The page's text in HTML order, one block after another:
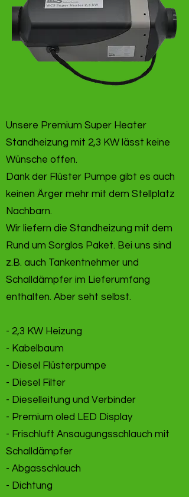
Unsere Premium Super Heater
Standheizung mit 2,3 KW lässt keine
Wünsche offen.
Dank der Flüster Pumpe gibt es auch
keinen Ärger mehr mit dem Stellplatz
Nachbarn.
Wir liefern die Standheizung mit dem
Rund um Sorglos Paket. Bei uns sind
z.B. auch Tankentnehmer und
Schalldämpfer im Lieferumfang
enthalten. Aber seht selbst.
- 2,3 KW Heizung
- Kabelbaum
- Diesel Flüsterpumpe
- Diesel Filter
- Dieselleitung und Verbinder
- Premium oled LED Display
- Frischluft Ansaugungsschlauch mit
Schalldämpfer
- Abgasschlauch
- Dichtung